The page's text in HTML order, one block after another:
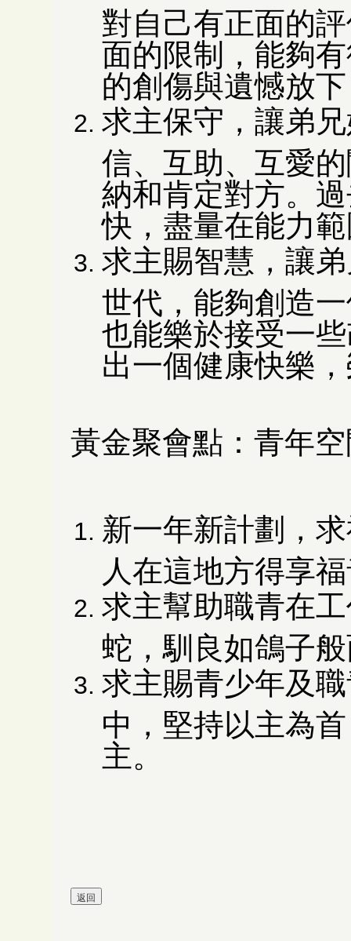
對自己有正面的
面的限制，能夠
的創傷與遺憾放
求主保守，讓弟
信、互助、互愛
納和肯定對方。
快，盡量在能力
求主賜智慧，讓
世代，能夠創造
也能樂於接受一
出一個健康快樂
黃金聚會點： 青年
新一年新計劃，
人在這地方得享
求主幫助職青在
蛇，馴良如鴿子
求主賜青少年及
中，堅持以主為
主。